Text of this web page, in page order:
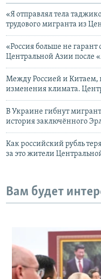
«Я отправлял тела
трудового мигранта из
«Россия больше не гарант
Центральной Азии после
Между Россией и Китаем,
изменения климата.
В Украине гибнут
история заключённого
Как российский рубль
за это жители
Вам будет